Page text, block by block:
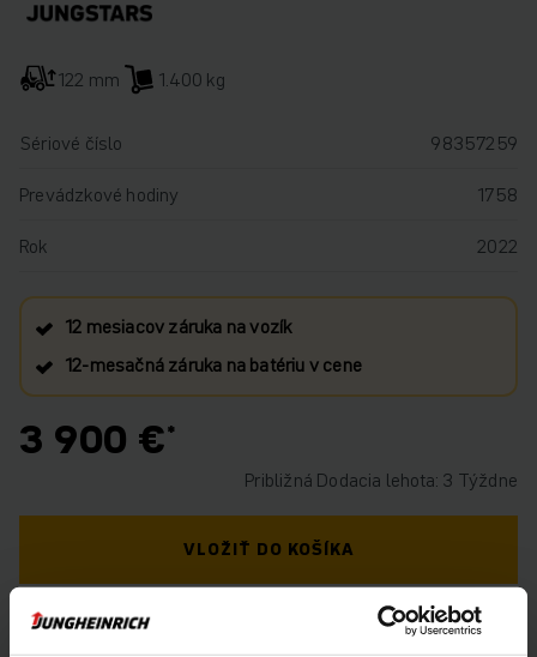
122 mm 1.400 kg
Sériové číslo
98357259
Prevádzkové hodiny
1758
Rok
2022
12 mesiacov záruka na vozík
12‑mesačná záruka na batériu v cene
3 900 €
Približná Dodacia lehota: 3 Týždne
VLOŽIŤ DO KOŠÍKA
MÁTE OTÁZKY TÝKAJÚCE SA TOHTO